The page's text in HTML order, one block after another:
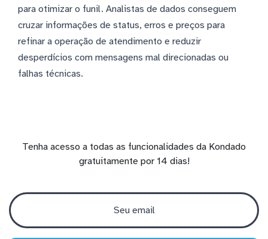
para otimizar o funil. Analistas de dados conseguem
cruzar informações de status, erros e preços para
refinar a operação de atendimento e reduzir
desperdícios com mensagens mal direcionadas ou
falhas técnicas.
Tenha acesso a todas as funcionalidades da Kondado
gratuitamente por 14 dias!